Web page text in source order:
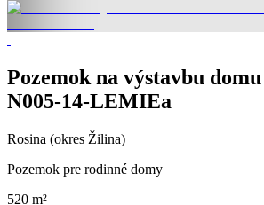
Pozemok na výstavbu
N005-14-LEMIEa
Rosina (okres Žilina)
Pozemok pre rodinné domy
520 m²